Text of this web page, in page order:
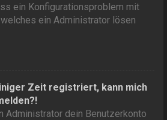
ein Konfigurationsproblem mit
ein Administrator lösen
Zeit registriert, kann mich
Administrator dein Benutzerkonto